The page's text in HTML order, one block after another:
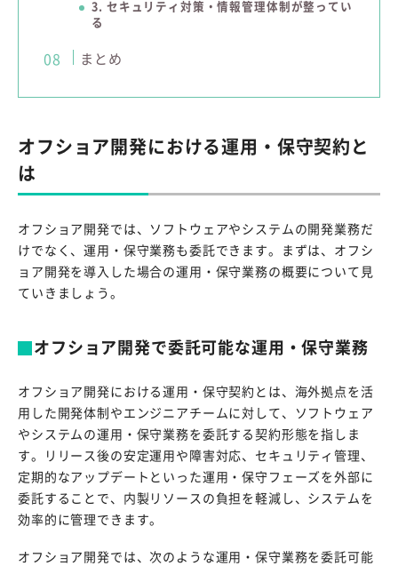
3. セキュリティ対策・情報管理体制が整ってい
る
まとめ
オフショア開発における運用・保守契約と
は
オフショア開発では、ソフトウェアやシステムの開発業務だ
けでなく、運用・保守業務も委託できます。まずは、オフシ
ョア開発を導入した場合の運用・保守業務の概要について見
ていきましょう。
オフショア開発で委託可能な運用・保守業務
オフショア開発における運用・保守契約とは、海外拠点を活
用した開発体制やエンジニアチームに対して、ソフトウェア
やシステムの運用・保守業務を委託する契約形態を指しま
す。リリース後の安定運用や障害対応、セキュリティ管理、
定期的なアップデートといった運用・保守フェーズを外部に
委託することで、内製リソースの負担を軽減し、システムを
効率的に管理できます。
オフショア開発では、次のような運用・保守業務を委託可能